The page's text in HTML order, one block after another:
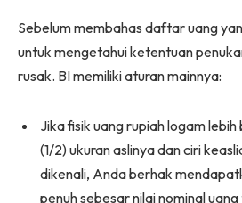
Sebelum membahas daftar uang
untuk mengetahui ketentuan
rusak. BI memiliki aturan mainnya:
Jika fisik uang rupiah logam
(1/2) ukuran aslinya dan ciri
dikenali, Anda berhak
penuh sebesar nilai nominal